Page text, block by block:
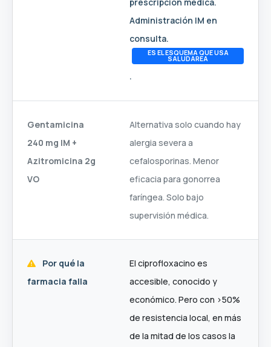
Administración IM en
consulta.
ES EL ESQUEMA QUE USA
SALUDAREA
.
Gentamicina
240 mg IM +
Azitromicina 2g
VO
Alternativa solo cuando hay
alergia severa a
cefalosporinas. Menor
eficacia para gonorrea
faríngea. Solo bajo
supervisión médica.
Por qué la
farmacia falla
El ciprofloxacino es
accesible, conocido y
económico. Pero con >50%
de resistencia local, en más
de la mitad de los casos la